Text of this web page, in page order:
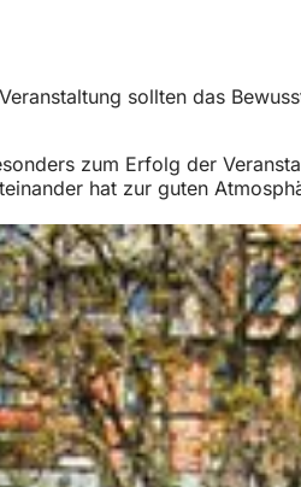
sollten das
zum Erfolg der
hat zur guten